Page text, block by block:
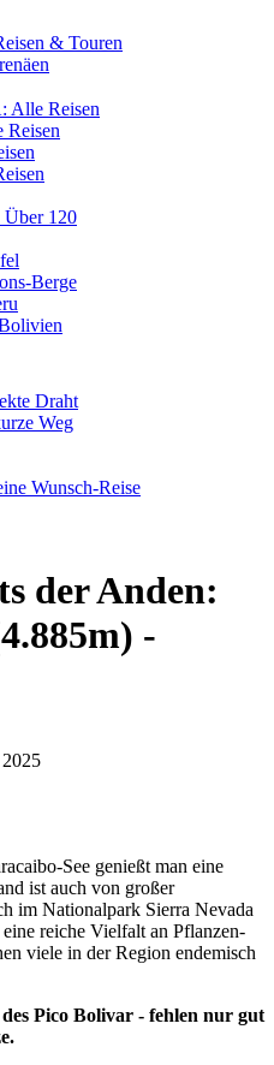
& Touren
Reisen
120
Berge
Draht
Weg
Wunsch-Reise
der Anden:
-
See genießt man eine
ist auch von großer
im Nationalpark Sierra Nevada
reiche Vielfalt an Pflanzen-
viele in der Region endemisch
Pico Bolivar - fehlen nur gut